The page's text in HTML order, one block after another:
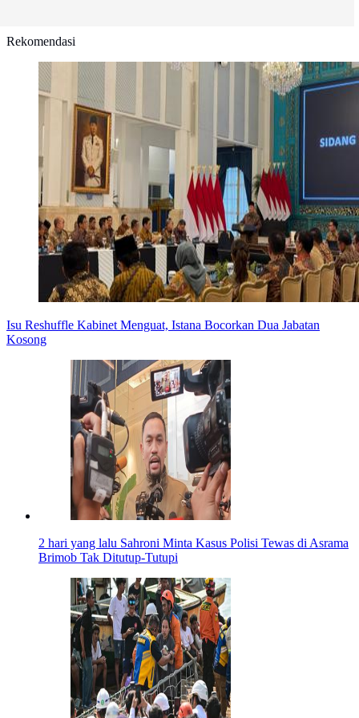
Rekomendasi
Isu Reshuffle Kabinet Menguat, Istana Bocorkan Dua Jabatan
Kosong
2 hari yang lalu Sahroni Minta Kasus Polisi Tewas di Asrama
Brimob Tak Ditutup-Tutupi